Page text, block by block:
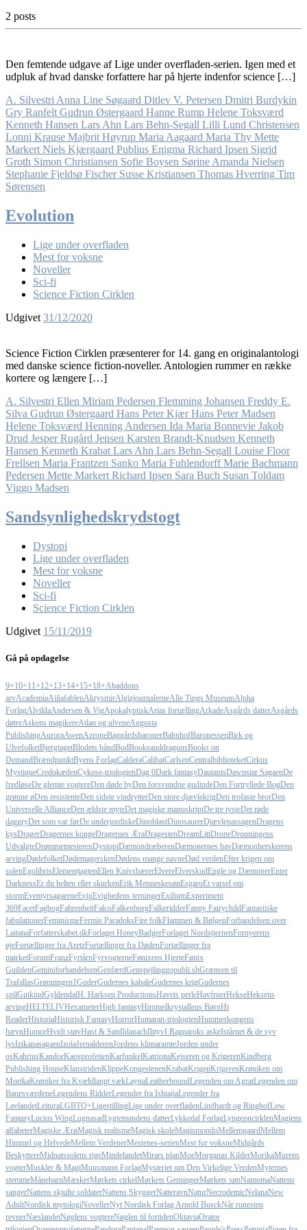
2 posts
Den femtende udgave af Lige under overfladen-serien. Igen med et
udpluk af hvad danske forfattere har på hjerte indenfor science […]
A. Silvestri Anna Line Søgaard Ditlev V. Petersen Dmitri Burdykin
Gry Ranfelt Gudrun Østergaard Hanne Rump Helene Toksværd
Kenneth Hansen Lars Ahn Lars Behn-Segall Lilli Lund Christensen
Lonni Krause Majbrit Høyrup Maria Aagaard Maria Thy Mette
Markert Niels Kjærgaard Publius Enigma Richard Ipsen Sigrid
Groth Simon Christiansen Sofie Boysen Sørine Amanda Nielsen
Stephanie Fjeldsø Fischer Susse Kristiansen Thomas Hverring Tim
Sørensen
Evolution
Lige under overfladen
Mest for voksne
Noveller
Sci-fi
Science Fiction Cirklen
Udgivet 31/12/2020
Science Fiction Cirklen præsenterer for 14. gang en originalantologi
med danske science fiction-noveller. Antologien rummer en række
kortere og længere […]
A. Silvestri Ellen Miriam Pedersen Flemming Johansen Freddy E.
Silva Gudrun Østergaard Hans Peter Kjær Hans Peter Madsen
Helene Toksværd Henning Andersen Ida Maria Bonnevie Jakob
Drud Jesper Rugård Jensen Karsten Brandt-Knudsen Kenneth
Hansen Kenneth Krabat Lars Ahn Lars Behn-Segall Louise Floor
Frellsen Maria Frantzen Sanko Maria Fuhlendorff Marie Bachmann
Pedersen Mette Markert Richard Ipsen Sara Buch Susan Toldam
Viggo Madsen
Sandsynlighedskrydstogt
Dystopi
Lige under overfladen
Mest for voksne
Noveller
Sci-fi
Science Fiction Cirklen
Udgivet 15/11/2019
Gå på opdagelse
9+10+11+12+13+14+15+18+Abaddons
arvAcademiaAiñafablenAkrysmirAlgizjournalerneAlle Tings MuseumAlpha
ForlagAlvildaAndersen & VigApokalyptiskArias fortællingArkadeAsgårds datterAsgårds
døtreAskens magikereAtlan og ulveneAugusta
PublishingAuroraAwenAzroneBaggårdsbaronerBahnhofBaronessenBirk og
UlvefolketBjergtagetBlodets båndBodBooksanddragonsBooks on
DemandBrændpunktByens ForlagCalderaCalibatCarlsenCentralbiblioteketCirkus
MystiqueCredokædenCykose-triologienDag 0Dark fantasyDautanisDawnstar SagaenDe
fredløseDe glemte vogtereDen døde byDen forsvundne gudindeDen Fortryllede BogDen
grønne øDen resistenteDen sidste vindrytterDen store djævlekrigDen trofaste brorDen
Universelle AllianceDen ældste myteDet magiske manuskriptDe tre tysteDet røde
daggryDet som var førDe underjordiskeDinoblastDinosaurerDjævlepassagenDragens
kysDragerDragernes kongeDragernes ÆraDragestenDreamLittDroneDronningens
UdvalgteDrømmemesterenDystopiDæmondræberenDæmonernes havDæmonherskerens
arvingDødefolketDødemagerskenDødens mange navneDød verdenEfter krigen om
solenEgolibrisElementjagtenEllen KnivsbærerElvereElverskudEngle og DæmonerEnter
DarknessEr du helten eller skurkenErik MenneskesønEsgaroEt varsel om
stormEventyrsagaerneEvigEvighedens terningerExiliumExperiment
369FacetFagbogFahrenheitFalcoFalkenborgFalkeridderFanny FairychildFantastiske
fabulationerFeminismeFermis ParadoksFire folkFlammen & BølgenForbandelsen over
LaitanaForfatterskabet.dkForlaget HoneyBadgerForlaget NordstjernenFornyerens
øjeFortællinger fra AretzFortællinger fra DødenFortællinger fra
mørketForumFranzFyrtårnFyrvogterneFønixens HjerteFønix
GuildenGeminiforbandelsenGenfærdGenspejlinggopubli.shGrænsen til
TrafallasGrønningen1GuderGudernes kabaleGudernes krigGudernes
spilGutkindGyldendalH. Harksen ProductionsHavets perleHavfruerHekseHeksens
arvingHELTELIVHexameterHigh fantasyHimmelkrystallens BørnHi
ReaderHistoriaHistorisk FantasyHorrorHumaran-triologienHummerkongens
hævnHumorHvidt støvHøst & SønIldanachIlttyvI Ragnaroks askeIstårnet & de syv
lysIzikanasagaenIzolaJernalderenJordens klimaramteJorden under
osKahriusKandorKaosprofetienKarfunkelKatrionaKejseren og KrigerenKindberg
Publishing HouseKlanstridenKlippeKongestenenKrabatKrigenKrigerenKrøniken om
MorikaKrøniker fra Kvæhllangt vækLaynaLeatherboundLegenden om AgratLegenden om
BanesværdeneLegendens RidderLegender fra IshtaijaLegender fra
LavlandetLeituraLGBTQ+LigestillingLige under overfladenLindhardt og RinghofLow
FantasyLucius WingLugnasadLygtemandens datterLykkedal ForlagLyngeoncirklenMagiens
alfabeterMagiske ÆrøMagisk realismeMagisk skoleMagismondoMellemgaardMellem
Himmel og HelvedeMellem VerdenerMestenes-serienMest for voksneMidgårds
BeskyttereMidnatssolens rigeMindelandetMirars planMoeMorganas KilderMorikaMurens
vogterMuskler & MagiMuusmann ForlagMysteriet om Den Virkelige VerdenMyternes
stemmeMånebarnMæskerMørkets cirkelMørkets GerningerMørkets sønNamomaNattens
sangerNattens skjulte soldaterNattens SkyggerNatteravnNaturNecrodemicNelanaNew
AdultNordisk mytologiNovellerNyt Nordisk Forlag Arnold BusckNår runesten
revnerNæslandetNøglens vogtereNøglen til fortidenOktaviaOrator